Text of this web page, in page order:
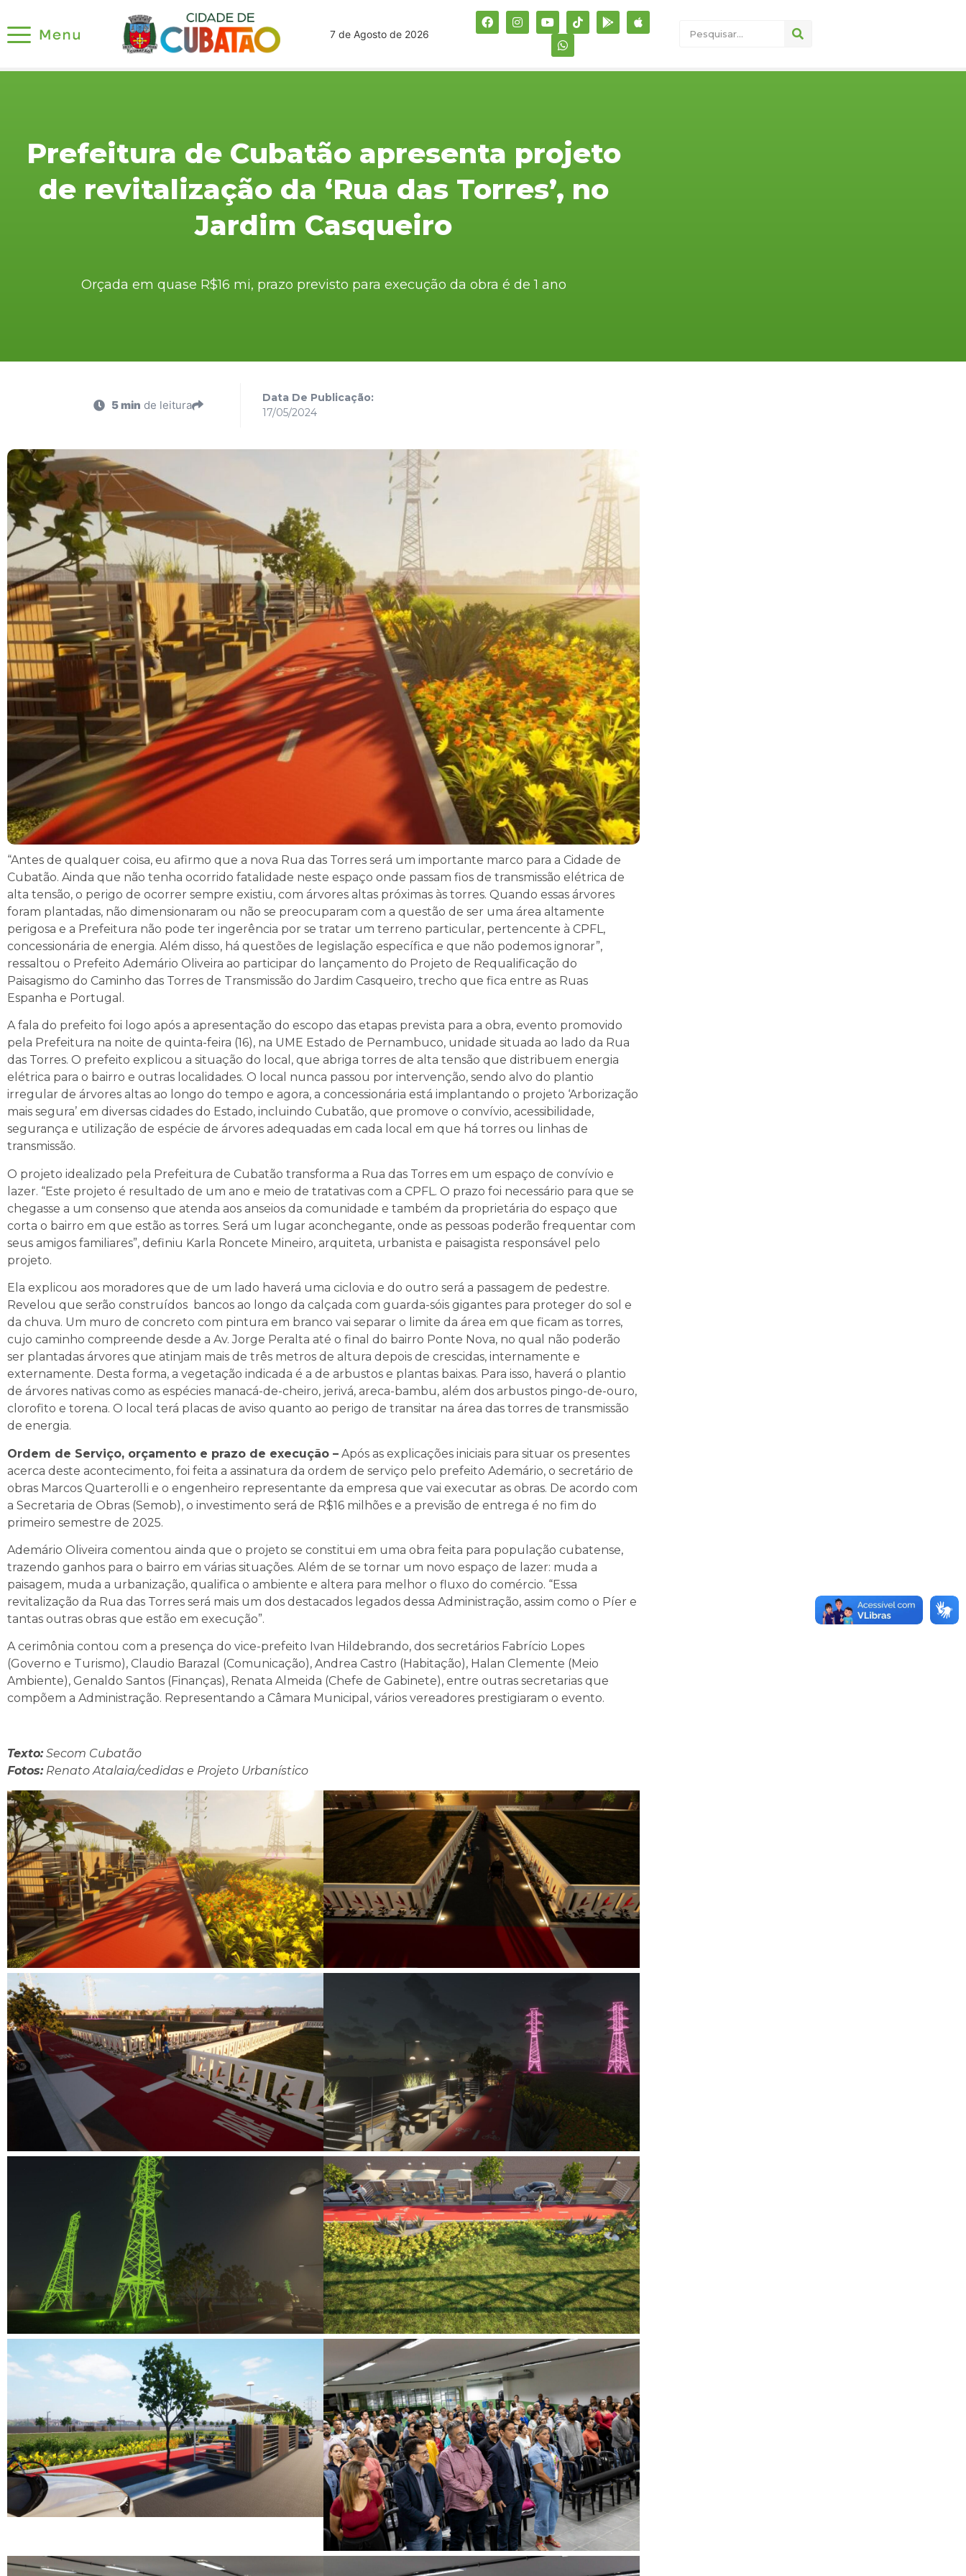
7 de Agosto de 2026
Prefeitura de Cubatão apresenta projeto
de revitalização da ‘Rua das Torres’, no
Jardim Casqueiro
Orçada em quase R$16 mi, prazo previsto para execução da obra é de 1 ano
5 min de leitura
Data De Publicação:
17/05/2024
“Antes de qualquer coisa, eu afirmo que a nova Rua das Torres será um importante marco para a Cidade de
Cubatão. Ainda que não tenha ocorrido fatalidade neste espaço onde passam fios de transmissão elétrica de
alta tensão, o perigo de ocorrer sempre existiu, com árvores altas próximas às torres. Quando essas árvores
foram plantadas, não dimensionaram ou não se preocuparam com a questão de ser uma área altamente
perigosa e a Prefeitura não pode ter ingerência por se tratar um terreno particular, pertencente à CPFL,
concessionária de energia. Além disso, há questões de legislação específica e que não podemos ignorar”,
ressaltou o Prefeito Ademário Oliveira ao participar do lançamento do Projeto de Requalificação do
Paisagismo do Caminho das Torres de Transmissão do Jardim Casqueiro, trecho que fica entre as Ruas
Espanha e Portugal.
A fala do prefeito foi logo após a apresentação do escopo das etapas prevista para a obra, evento promovido
pela Prefeitura na noite de quinta-feira (16), na UME Estado de Pernambuco, unidade situada ao lado da Rua
das Torres. O prefeito explicou a situação do local, que abriga torres de alta tensão que distribuem energia
elétrica para o bairro e outras localidades. O local nunca passou por intervenção, sendo alvo do plantio
irregular de árvores altas ao longo do tempo e agora, a concessionária está implantando o projeto ‘Arborização
mais segura’ em diversas cidades do Estado, incluindo Cubatão, que promove o convívio, acessibilidade,
segurança e utilização de espécie de árvores adequadas em cada local em que há torres ou linhas de
transmissão.
O projeto idealizado pela Prefeitura de Cubatão transforma a Rua das Torres em um espaço de convívio e
lazer. “Este projeto é resultado de um ano e meio de tratativas com a CPFL. O prazo foi necessário para que se
chegasse a um consenso que atenda aos anseios da comunidade e também da proprietária do espaço que
corta o bairro em que estão as torres. Será um lugar aconchegante, onde as pessoas poderão frequentar com
seus amigos familiares”, definiu Karla Roncete Mineiro, arquiteta, urbanista e paisagista responsável pelo
projeto.
Ela explicou aos moradores que de um lado haverá uma ciclovia e do outro será a passagem de pedestre.
Revelou que serão construídos bancos ao longo da calçada com guarda-sóis gigantes para proteger do sol e
da chuva. Um muro de concreto com pintura em branco vai separar o limite da área em que ficam as torres,
cujo caminho compreende desde a Av. Jorge Peralta até o final do bairro Ponte Nova, no qual não poderão
ser plantadas árvores que atinjam mais de três metros de altura depois de crescidas, internamente e
externamente. Desta forma, a vegetação indicada é a de arbustos e plantas baixas. Para isso, haverá o plantio
de árvores nativas como as espécies manacá-de-cheiro, jerivá, areca-bambu, além dos arbustos pingo-de-ouro,
clorofito e torena. O local terá placas de aviso quanto ao perigo de transitar na área das torres de transmissão
de energia.
Ordem de Serviço, orçamento e prazo de execução – Após as explicações iniciais para situar os presentes
acerca deste acontecimento, foi feita a assinatura da ordem de serviço pelo prefeito Ademário, o secretário de
obras Marcos Quarterolli e o engenheiro representante da empresa que vai executar as obras. De acordo com
a Secretaria de Obras (Semob), o investimento será de R$16 milhões e a previsão de entrega é no fim do
primeiro semestre de 2025.
Ademário Oliveira comentou ainda que o projeto se constitui em uma obra feita para população cubatense,
trazendo ganhos para o bairro em várias situações. Além de se tornar um novo espaço de lazer: muda a
paisagem, muda a urbanização, qualifica o ambiente e altera para melhor o fluxo do comércio. “Essa
revitalização da Rua das Torres será mais um dos destacados legados dessa Administração, assim como o Píer e
tantas outras obras que estão em execução”.
A cerimônia contou com a presença do vice-prefeito Ivan Hildebrando, dos secretários Fabrício Lopes
(Governo e Turismo), Claudio Barazal (Comunicação), Andrea Castro (Habitação), Halan Clemente (Meio
Ambiente), Genaldo Santos (Finanças), Renata Almeida (Chefe de Gabinete), entre outras secretarias que
compõem a Administração. Representando a Câmara Municipal, vários vereadores prestigiaram o evento.
Texto:Secom Cubatão
Fotos:Renato Atalaia/cedidas e Projeto Urbanístico